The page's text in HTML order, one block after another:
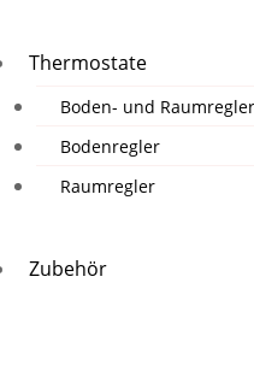
Thermostate
Boden- und
Bodenregler
Raumregler
Zubehör